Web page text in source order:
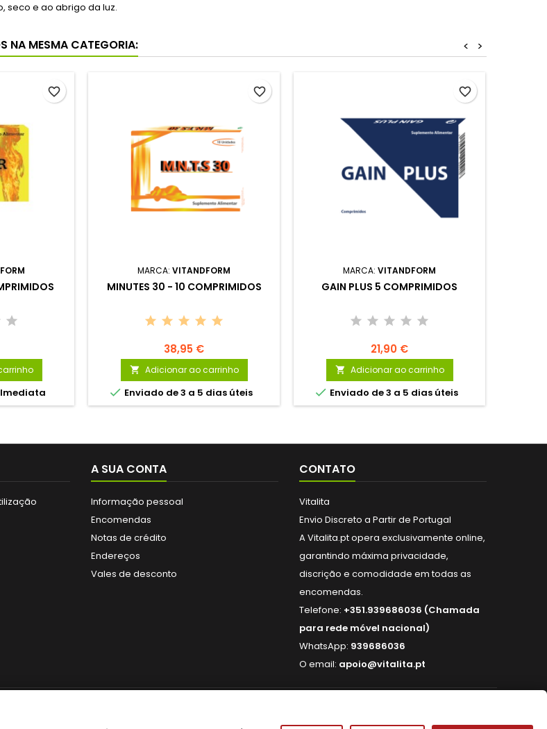
seco e ao abrigo da luz.
NA MESMA CATEGORIA: >
<
favorite_border
MARCA: VITANDFORM
MINUTES 30 - 10 COMPRIMIDOS
38,95 €
 Adicionar ao carrinho
 Enviado de 3 a 5 dias úteis
favorite_border
MARCA: VITANDFORM
GAIN PLUS 5 COMPRIMIDOS
21,90 €
 Adicionar ao carrinho
 Enviado de 3 a 5 dias úteis
favorite_border
A SUA CONTA
Informação pessoal
Encomendas
Notas de crédito
Endereços
Vales de desconto
CONTATO
Vitalita
Envio Discreto a Partir de Portugal
A Vitalita.pt opera exclusivamente online,
garantindo máxima privacidade,
discrição e comodidade em todas as
encomendas.
Telefone: +351.939686036 (Chamada
para rede móvel nacional)
WhatsApp: 939686036
O email: apoio@vitalita.pt